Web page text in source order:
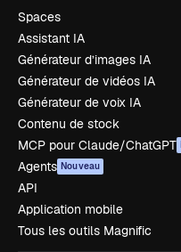
Spaces
Assistant IA
Générateur d’images IA
Générateur de vidéos IA
Générateur de voix IA
Contenu de stock
MCP pour Claude/ChatGPT
Agents Nouveau
API
Application mobile
Tous les outils Magnific